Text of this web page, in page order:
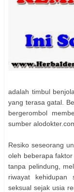
adalah timbul
yang terasa gatal.
bergerombol
sumber
Resiko seseorang
oleh beberapa
tanpa pelindung,
riwayat kehidupan
seksual sejak usia